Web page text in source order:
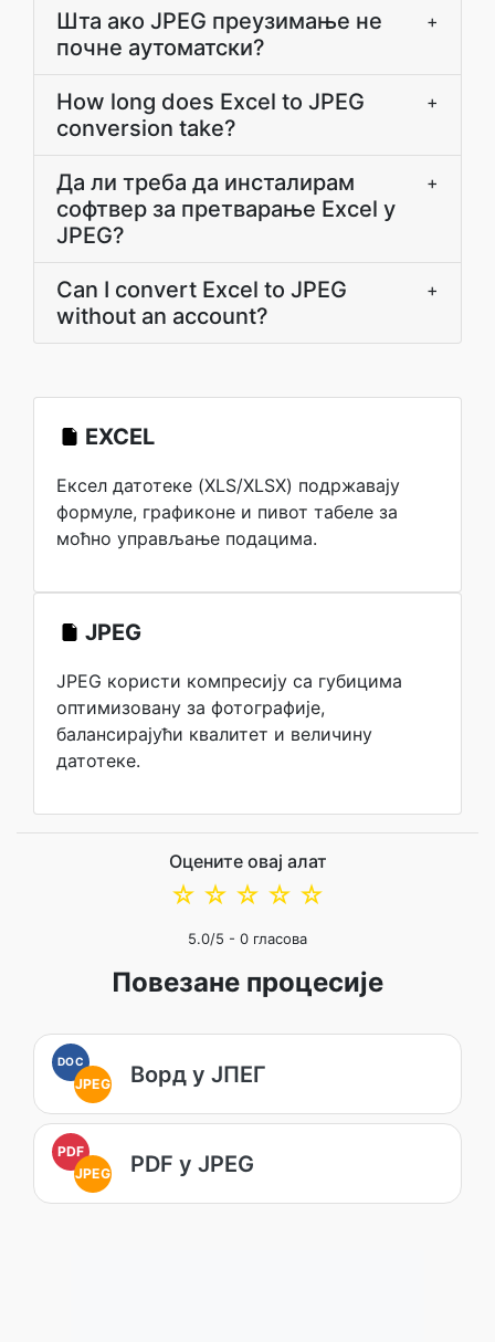
Шта ако JPEG преузимање не
почне аутоматски?
+
How long does Excel to JPEG
conversion take?
+
Да ли треба да инсталирам
софтвер за претварање Excel у
JPEG?
+
Can I convert Excel to JPEG
without an account?
+
EXCEL
Ексел датотеке (XLS/XLSX) подржавају
формуле, графиконе и пивот табеле за
моћно управљање подацима.
JPEG
JPEG користи компресију са губицима
оптимизовану за фотографије,
балансирајући квалитет и величину
датотеке.
Оцените овај алат
☆
☆
☆
☆
☆
5.0/5 - 0 гласова
Повезане процесије
DOC
JPEG Ворд у ЈПЕГ
PDF
JPEG
PDF у JPEG